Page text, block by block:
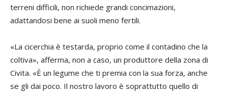
terreni difficili, non richiede grandi concimazioni,
adattandosi bene ai suoli meno fertili.
«La cicerchia è testarda, proprio come il contadino che la
coltiva», afferma, non a caso, un produttore della zona di
Civita. «È un legume che ti premia con la sua forza, anche
se gli dai poco. Il nostro lavoro è soprattutto quello di